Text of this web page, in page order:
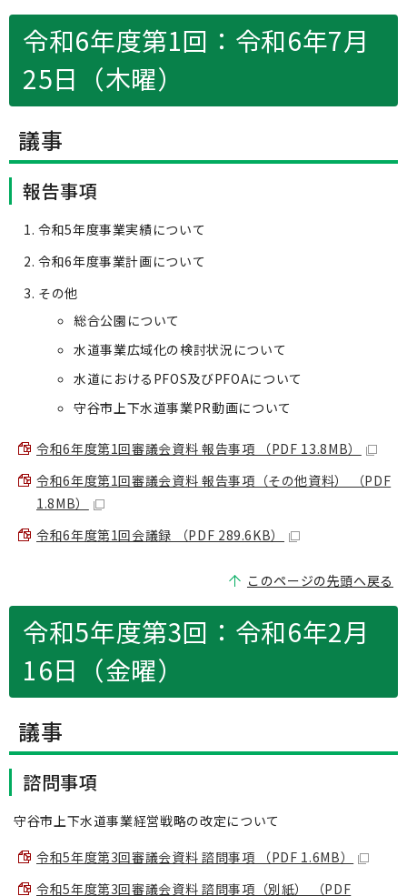
令和6年度第1回：令和6年7月
25日（木曜）
議事
報告事項
令和5年度事業実績について
令和6年度事業計画について
その他
総合公園について
水道事業広域化の検討状況について
水道におけるPFOS及びPFOAについて
守谷市上下水道事業PR動画について
令和6年度第1回審議会資料 報告事項 （PDF 13.8MB）
令和6年度第1回審議会資料 報告事項（その他資料） （PDF
1.8MB）
令和6年度第1回会議録 （PDF 289.6KB）
このページの先頭へ戻る
令和5年度第3回：令和6年2月
16日（金曜）
議事
諮問事項
守谷市上下水道事業経営戦略の改定について
令和5年度第3回審議会資料 諮問事項 （PDF 1.6MB）
令和5年度第3回審議会資料 諮問事項（別紙） （PDF